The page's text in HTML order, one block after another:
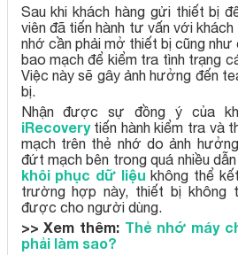
Sau khi khách hàng gửi thiết bị
viên đã tiến hành tư vấn với
nhớ cần phải mở thiết bị cũng
bao mạch để kiểm tra tình trạng
Việc này sẽ gây ảnh hưởng đến
bị.
Nhận được sự đồng ý của
iRecovery tiến hành kiểm tra và
mạch trên thẻ nhớ do ảnh
đứt mạch bên trong quá nhiều
khôi phục dữ liệu không thể
trường hợp này, thiết bị không
được cho người dùng.
>> Xem thêm: Thẻ nhớ máy
phải làm sao?